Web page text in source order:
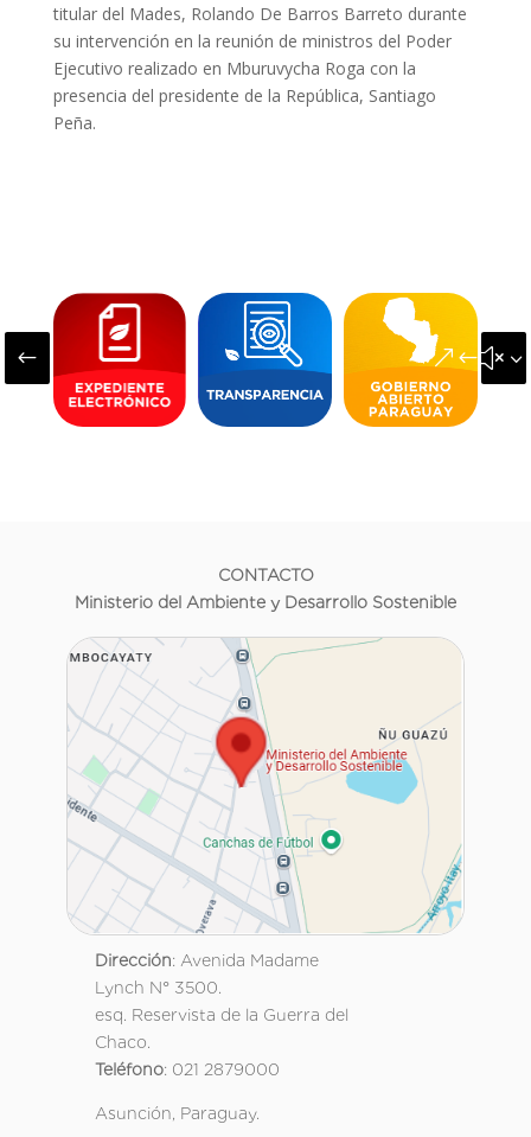
titular del Mades, Rolando De Barros Barreto durante
su intervención en la reunión de ministros del Poder
Ejecutivo realizado en Mburuvycha Roga con la
presencia del presidente de la República, Santiago
Peña.
#
CONTACTO
Ministerio del Ambiente y Desarrollo Sostenible
Dirección: Avenida Madame
Lynch N° 3500.
esq. Reservista de la Guerra del
Chaco.
Teléfono: 021 2879000
Asunción, Paraguay.